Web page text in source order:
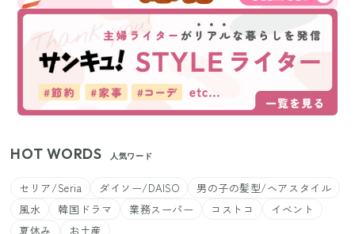
HOT WORDS 人気ワード
セリア/Seria ダイソー/DAISO
男の子の髪型/ヘアスタイル
風水
韓国ドラマ 業務スーパー コストコ
イベント
夏休み
お土産